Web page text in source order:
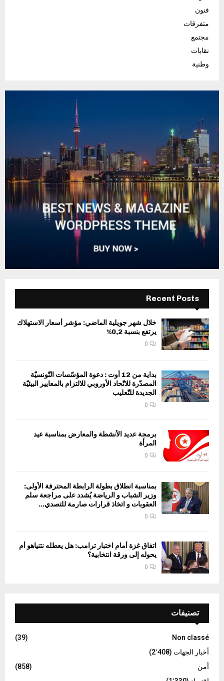
فنون
متفرقات
مجتمع
نقابات
وطنية
Recent Posts
خلال شهر جويلية الماضي: مؤشر أسعار الاستهلاك
يرتفع بنسبة 0,2%
0
بداية من 12 أوت : دعوة المؤسّسات التّونسيّة
المصدّرة للاتّحاد الأوروبي للالتزام بالمعايير البيئيّة
الجديدة للتّعليب
0
برمجة عديد الأنشطة والمعارض بمناسبة عيد
المرأة
0
بمناسبة انطلاق بطولة الرابطة المحترفة الأولى:
وزير الشباب و الرياضة يُشدد على مراجعة سلم
العقوبات و اتخاذ قرارات صارمة للتصدي...
0
اتفاق غزة أمام اختبار ترامب: هل يعطله نتنياهو أم
يحوله إلى ورقة انتخابية؟
0
تصنيفات
Non classé
(39)
أخبار الجهات (2٬408)
أمن
(858)